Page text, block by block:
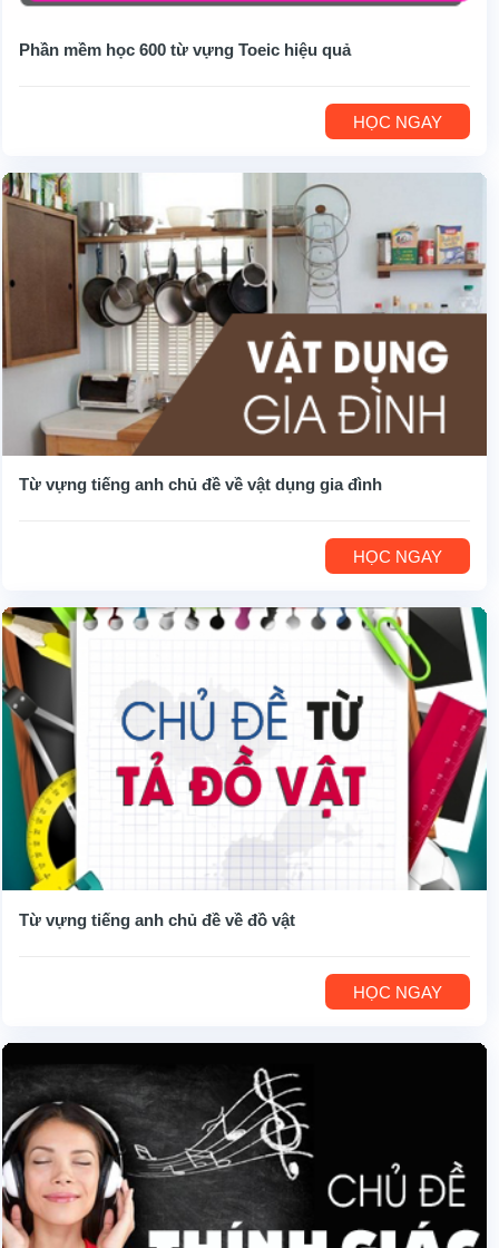
Phần mềm học 600 từ vựng Toeic hiệu quả
HỌC NGAY
Từ vựng tiếng anh chủ đề về vật dụng gia đình
HỌC NGAY
Từ vựng tiếng anh chủ đề về đồ vật
HỌC NGAY